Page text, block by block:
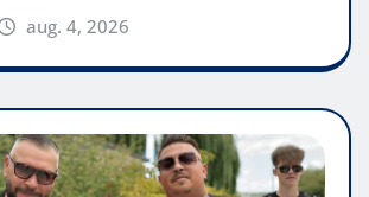
aug. 4, 2026